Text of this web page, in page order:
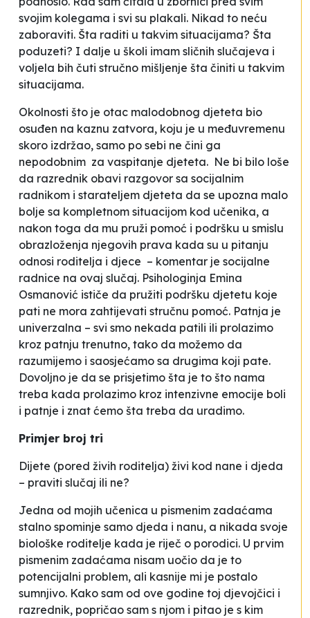
svojim kolegama i svi su plakali. Nikad to neću
zaboraviti. Šta raditi u takvim situacijama? Šta
poduzeti? I dalje u školi imam sličnih slučajeva i
voljela bih čuti stručno mišljenje šta činiti u takvim
situacijama.
Okolnosti što je otac malodobnog djeteta bio
osuđen na kaznu zatvora, koju je u međuvremenu
skoro izdržao, samo po sebi ne čini ga
nepodobnim za vaspitanje djeteta. Ne bi bilo loše
da razrednik obavi razgovor sa socijalnim
radnikom i starateljem djeteta da se upozna malo
bolje sa kompletnom situacijom kod učenika, a
nakon toga da mu pruži pomoć i podršku u smislu
obrazloženja njegovih prava kada su u pitanju
odnosi roditelja i djece – komentar je socijalne
radnice na ovaj slučaj. Psihologinja Emina
Osmanović ističe da pružiti podršku djetetu koje
pati ne mora zahtijevati stručnu pomoć. Patnja je
univerzalna – svi smo nekada patili ili prolazimo
kroz patnju trenutno, tako da možemo da
razumijemo i saosjećamo sa drugima koji pate.
Dovoljno je da se prisjetimo šta je to što nama
treba kada prolazimo kroz intenzivne emocije boli
i patnje i znat ćemo šta treba da uradimo.
Primjer broj tri
Dijete (pored živih roditelja) živi kod nane i djeda
– praviti slučaj ili ne?
Jedna od mojih učenica u pismenim zadaćama
stalno spominje samo djeda i nanu, a nikada svoje
biološke roditelje kada je riječ o porodici. U prvim
pismenim zadaćama nisam uočio da je to
potencijalni problem, ali kasnije mi je postalo
sumnjivo. Kako sam od ove godine toj djevojčici i
razrednik, popričao sam s njom i pitao je s kim